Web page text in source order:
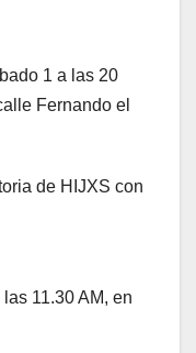
1 a las 20
Fernando el
de HIJXS con
11.30 AM, en